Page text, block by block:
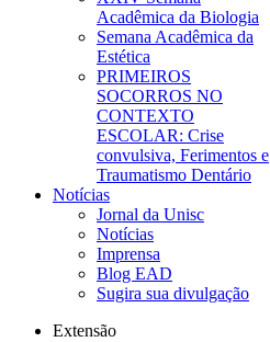
Acadêmica da Biologia
Semana Acadêmica da
Estética
PRIMEIROS
SOCORROS NO
CONTEXTO
ESCOLAR: Crise
convulsiva, Ferimentos e
Traumatismo Dentário
Notícias
Jornal da Unisc
Notícias
Imprensa
Blog EAD
Sugira sua divulgação
Extensão